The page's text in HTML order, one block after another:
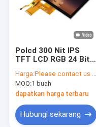
Polcd 300 Nit IPS
TFT LCD RGB 24 Bit 5
Pc ISO9001
Harga:Please contact us for latest price
MOQ:1 buah
dapatkan harga terbaru
Hubungi sekarang